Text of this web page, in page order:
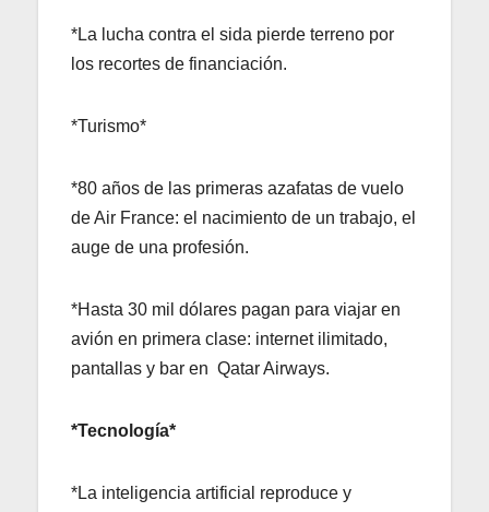
*La lucha contra el sida pierde terreno por
los recortes de financiación.
*Turismo*
*80 años de las primeras azafatas de vuelo
de Air France: el nacimiento de un trabajo, el
auge de una profesión.
*Hasta 30 mil dólares pagan para viajar en
avión en primera clase: internet ilimitado,
pantallas y bar en Qatar Airways.
*Tecnología*
*La inteligencia artificial reproduce y